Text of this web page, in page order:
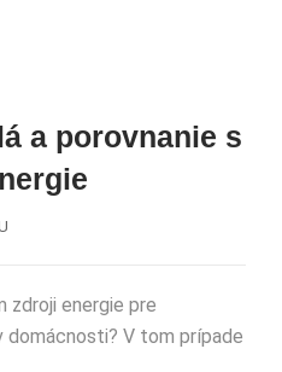
a porovnanie s
zdroji energie pre
domácnosti? V tom prípade